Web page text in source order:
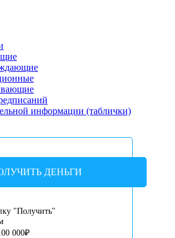
информации (таблички)
ДЕНЬГИ
"Получить"
000₽